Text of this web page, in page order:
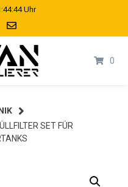
Uhr
0
SET FÜR